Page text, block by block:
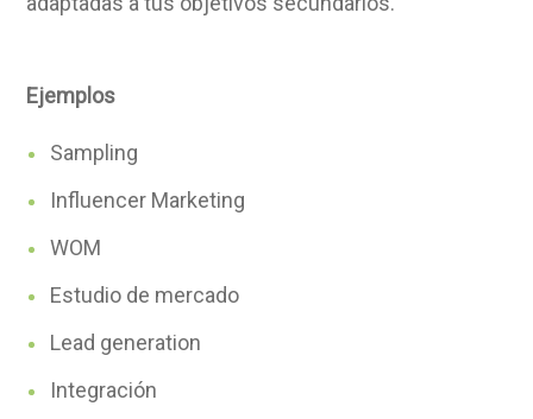
Ejemplos
Sampling
Influencer Marketing
WOM
Estudio de mercado
Lead generation
Integración